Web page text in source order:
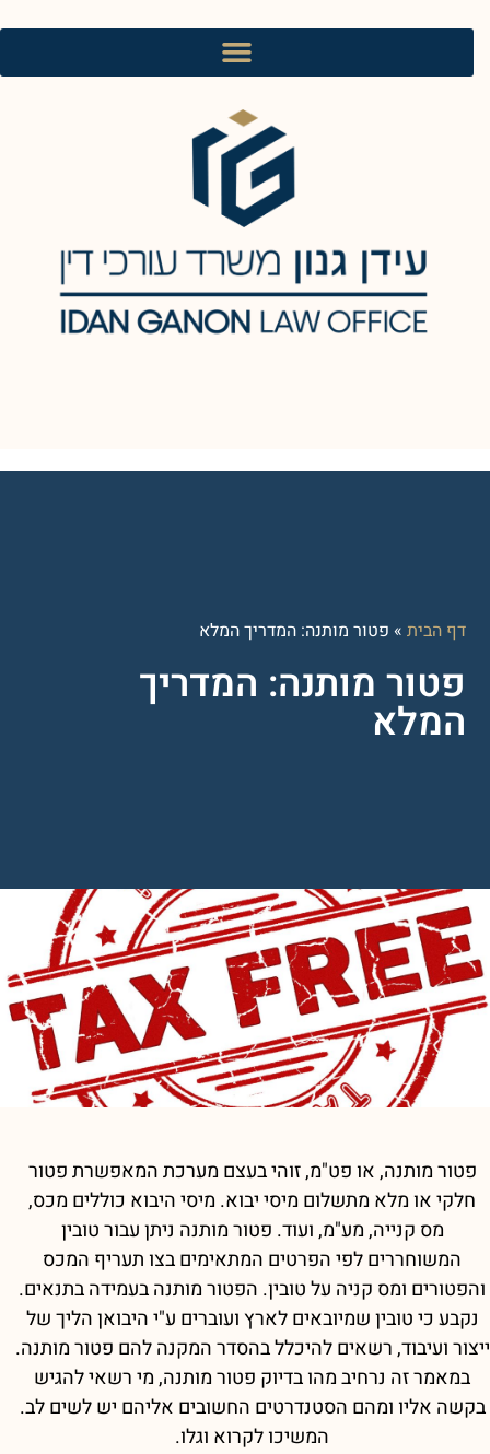
דף הבית » פטור מותנה: המדריך המלא
פטור מותנה: המדריך
המלא
פטור מותנה, או פט"מ, זוהי בעצם מערכת המאפשרת פטור
חלקי או מלא מתשלום מיסי יבוא. מיסי היבוא כוללים מכס,
מס קנייה, מע"מ, ועוד. פטור מותנה ניתן עבור טובין
המשוחררים לפי הפרטים המתאימים בצו תעריף המכס
והפטורים ומס קניה על טובין. הפטור מותנה בעמידה בתנאים.
נקבע כי טובין שמיובאים לארץ ועוברים ע"י היבואן הליך של
ייצור ועיבוד, רשאים להיכלל בהסדר המקנה להם פטור מותנה.
במאמר זה נרחיב מהו בדיוק פטור מותנה, מי רשאי להגיש
בקשה אליו ומהם הסטנדרטים החשובים אליהם יש לשים לב.
המשיכו לקרוא וגלו.